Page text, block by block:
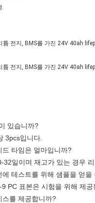
.
있습니까?
3pcs입니다.
드 타임은 얼마입니까?
32일이며 재고가 있는 경우
테스트를 위해 샘플을 얻을
PC 표본은 시험을 위해 제공
를 제공합니까?